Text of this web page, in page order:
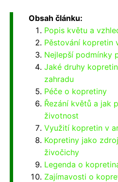
Obsah článku:
Popis květu a
Pěstování kopretin
Nejlepší podmínky
Jaké druhy
zahradu
Péče o kopretiny
Řezání květů a jak
životnost
Využití kopretin v
Kopretiny jako
živočichy
Legenda o
Zajímavosti o